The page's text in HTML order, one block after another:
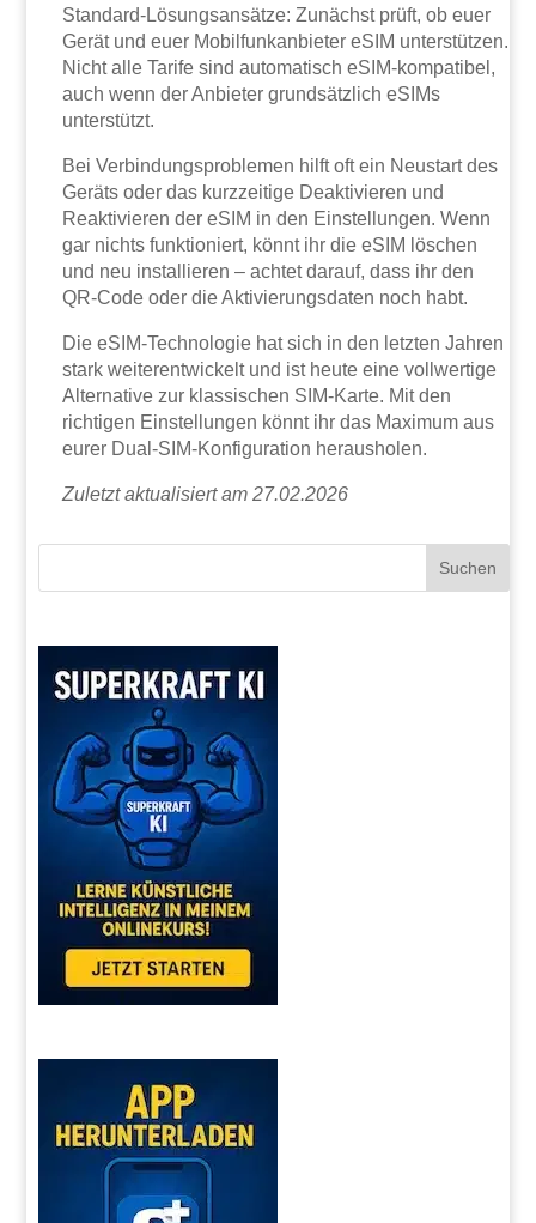
Standard-Lösungsansätze: Zunächst prüft, ob euer
Gerät und euer Mobilfunkanbieter eSIM unterstützen.
Nicht alle Tarife sind automatisch eSIM-kompatibel,
auch wenn der Anbieter grundsätzlich eSIMs
unterstützt.
Bei Verbindungsproblemen hilft oft ein Neustart des
Geräts oder das kurzzeitige Deaktivieren und
Reaktivieren der eSIM in den Einstellungen. Wenn
gar nichts funktioniert, könnt ihr die eSIM löschen
und neu installieren – achtet darauf, dass ihr den
QR-Code oder die Aktivierungsdaten noch habt.
Die eSIM-Technologie hat sich in den letzten Jahren
stark weiterentwickelt und ist heute eine vollwertige
Alternative zur klassischen SIM-Karte. Mit den
richtigen Einstellungen könnt ihr das Maximum aus
eurer Dual-SIM-Konfiguration herausholen.
Zuletzt aktualisiert am 27.02.2026